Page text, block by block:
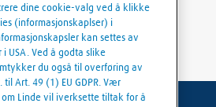
dine cookie-valg ved å klikke
(informasjonskaplser) i
kan settes av
USA. Ved å godta slike
du også til overføring av
Art. 49 (1) EU GDPR. Vær
Linde vil iverksette tiltak for å